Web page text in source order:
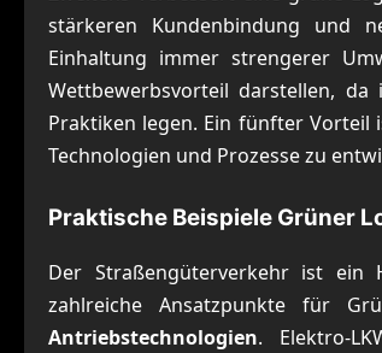
stärkeren Kundenbindung und
Einhaltung immer strengerer
Wettbewerbsvorteil darstellen,
Praktiken legen. Ein fünfter Vorteil
Technologien und Prozesse zu
Praktische Beispiele Grüner
Der Straßengüterverkehr ist ein
zahlreiche Ansatzpunkte für
Antriebstechnologien. Elektro-